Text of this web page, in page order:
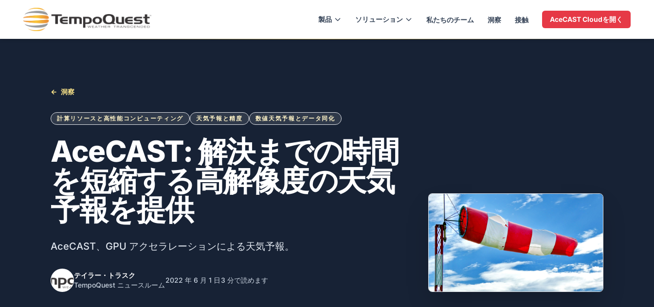
製品 ソリューション 私たちのチーム 洞察 接触 AceCAST Cloudを開く
← 洞察
計算リソースと高性能コンピューティング 天気予報と精度 数値天気予報とデータ同化
AceCAST: 解決までの時間
を短縮する高解像度の天気
予報を提供
AceCAST、GPU アクセラレーションによる天気予報。
テイラー・トラスク
TempoQuest ニュースルーム
2022 年 6 月 1 日 3 分で読めます